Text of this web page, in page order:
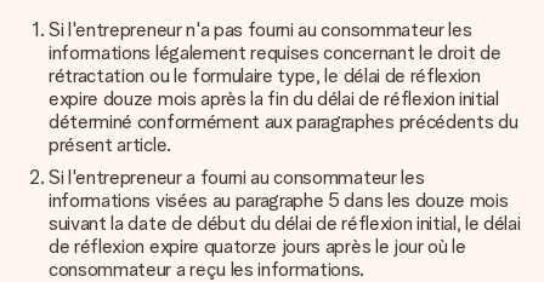
Si l'entrepreneur n'a pas fourni au consommateur les
informations légalement requises concernant le droit de
rétractation ou le formulaire type, le délai de réflexion
expire douze mois après la fin du délai de réflexion initial
déterminé conformément aux paragraphes précédents du
présent article.
Si l'entrepreneur a fourni au consommateur les
informations visées au paragraphe 5 dans les douze mois
suivant la date de début du délai de réflexion initial, le délai
de réflexion expire quatorze jours après le jour où le
consommateur a reçu les informations.